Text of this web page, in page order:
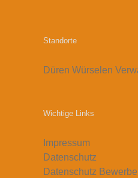
Standorte
Düren Würselen
Wichtige Links
Impressum
Datenschutz
Datenschutz